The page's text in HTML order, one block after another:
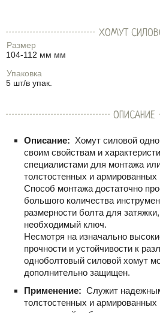
ХОМУТ
Размер
104-112 мм мм
Упаковка
5 шт/в упак.
ОПИСАНИЕ
Описание: Хомут силовой
своим свойствам и
специалистами для монтажа
толстостенных и армированных
Способ монтажа достаточно
большого количества
размерности болта для
необходимый ключ.
Несмотря на изначально
прочности и устойчивости к
одноболтовый силовой хомут
дополнительно защищен.
Применение: Служит
толстостенных и армированных